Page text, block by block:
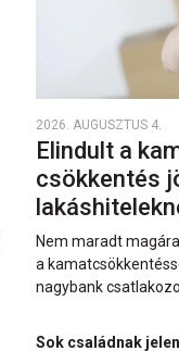
2026. AUGUSZTUS 4.
Elindult a
csökkentés
Nem maradt
a
nagybank
Sok családnak